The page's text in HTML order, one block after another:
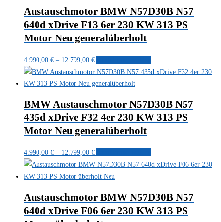
Austauschmotor BMW N57D30B N57
640d xDrive F13 6er 230 KW 313 PS
Motor Neu generalüberholt
4.990,00 € – 12.799,00 €Preisspanne:
4.990,00 €
bis
Produkt
Varianten
auf.
auf
gewählt
werden
BMW Austauschmotor N57D30B N57
435d xDrive F32 4er 230 KW 313 PS
Motor Neu generalüberholt
4.990,00 € – 12.799,00 €Preisspanne:
4.990,00 €
bis
Produkt
Varianten
auf.
Austauschmotor BMW N57D30B N57
640d xDrive F06 6er 230 KW 313 PS